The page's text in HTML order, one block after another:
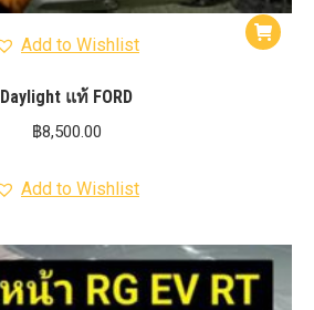
Add to Wishlist
Daylight แท้ FORD
฿8,500.00
Add to Wishlist